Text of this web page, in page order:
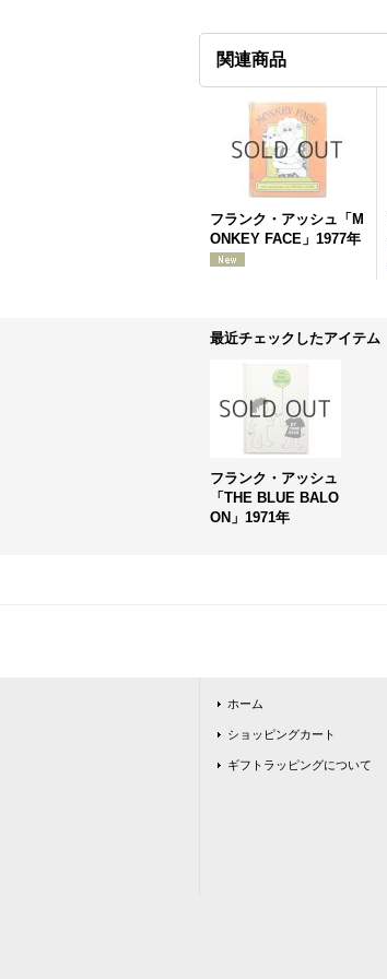
関連商品
フランク・アッシュ「M
ONKEY FACE」1977年
最近チェックしたアイテム
フランク・アッシュ
「THE BLUE BALO
ON」1971年
ホーム
ショッピングカート
ギフトラッピングについて